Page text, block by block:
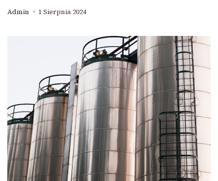
Admin 1 Sierpnia 2024